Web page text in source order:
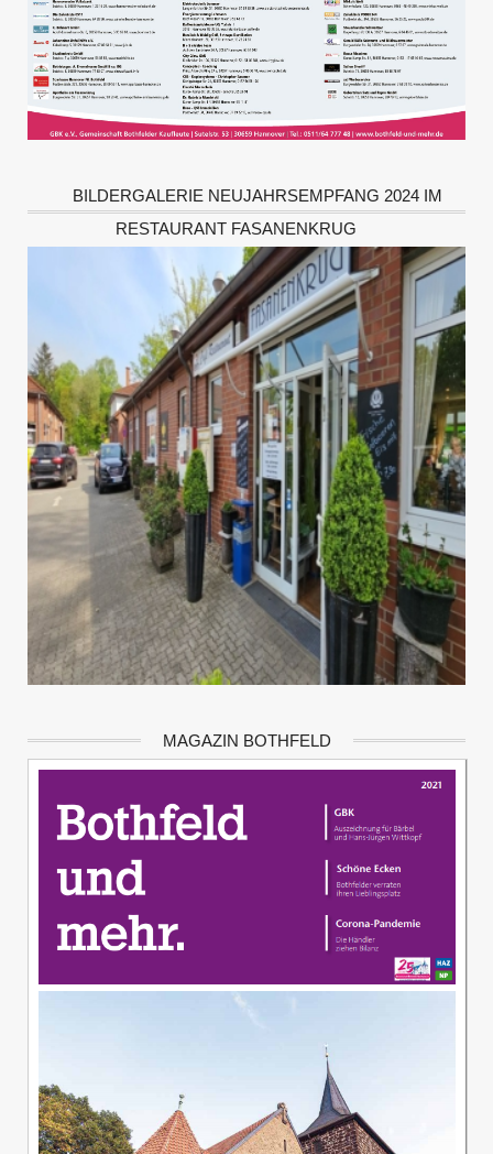
BILDERGALERIE NEUJAHRSEMPFANG 2024 IM
RESTAURANT FASANENKRUG
MAGAZIN BOTHFELD